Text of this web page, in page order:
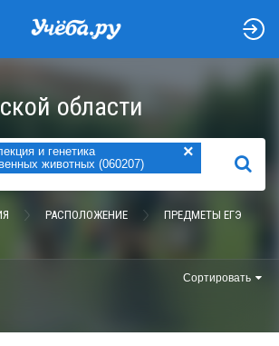
области
и генетика
животных (060207)
×
НАЙТИ
РАСПОЛОЖЕНИЕ ПРЕДМЕТЫ ЕГЭ
Сортировать